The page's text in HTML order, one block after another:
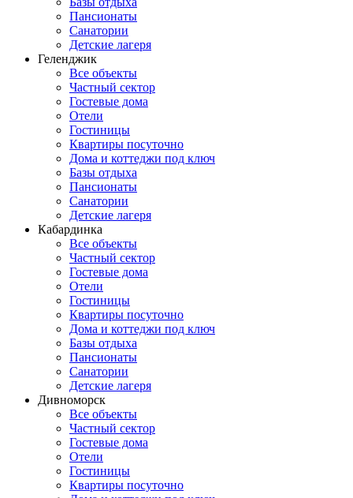
Пансионаты
Санатории
Детские лагеря
Геленджик
Все объекты
Частный сектор
Гостевые дома
Отели
Гостиницы
Квартиры посуточно
Дома и коттеджи под ключ
Базы отдыха
Пансионаты
Санатории
Детские лагеря
Кабардинка
Все объекты
Частный сектор
Гостевые дома
Отели
Гостиницы
Квартиры посуточно
Дома и коттеджи под ключ
Базы отдыха
Пансионаты
Санатории
Детские лагеря
Дивноморск
Все объекты
Частный сектор
Гостевые дома
Отели
Гостиницы
Квартиры посуточно